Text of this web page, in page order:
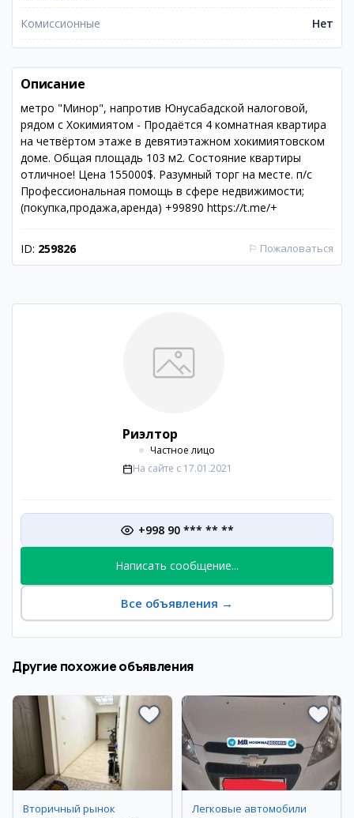
Комиссионные Нет
Описание
метро "Минор", напротив Юнусабадской налоговой,
рядом с Хокимиятом - Продаётся 4 комнатная квартира
на четвёртом этаже в девятиэтажном хокимиятовском
доме. Общая площадь 103 м2. Состояние квартиры
отличное! Цена 155000$. Разумный торг на месте. п/с
Профессиональная помощь в сфере недвижимости;
(покупка,продажа,аренда) +99890 https://t.me/+
ID: 259826 ⚐ Пожаловаться
Риэлтор
Частное лицо
На сайте с 17.01.2021
+998 90 *** ** **
Написать сообщение...
Все объявления →
Другие похожие объявления
Вторичный рынок Легковые автомобили